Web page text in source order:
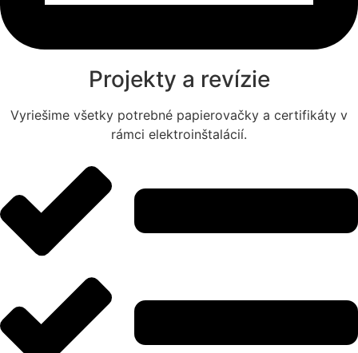
Projekty a revízie
Vyriešime všetky potrebné papierovačky a certifikáty v
rámci elektroinštalácií.